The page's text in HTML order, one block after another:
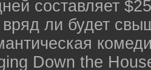
составляет
ли будет
Down the